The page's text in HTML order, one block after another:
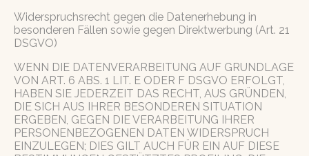
Widerspruchsrecht gegen die Datenerhebung in
besonderen Fällen sowie gegen Direktwerbung (Art. 21
DSGVO)
WENN DIE DATENVERARBEITUNG AUF GRUNDLAGE
VON ART. 6 ABS. 1 LIT. E ODER F DSGVO ERFOLGT,
HABEN SIE JEDERZEIT DAS RECHT, AUS GRÜNDEN,
DIE SICH AUS IHRER BESONDEREN SITUATION
ERGEBEN, GEGEN DIE VERARBEITUNG IHRER
PERSONENBEZOGENEN DATEN WIDERSPRUCH
EINZULEGEN; DIES GILT AUCH FÜR EIN AUF DIESE